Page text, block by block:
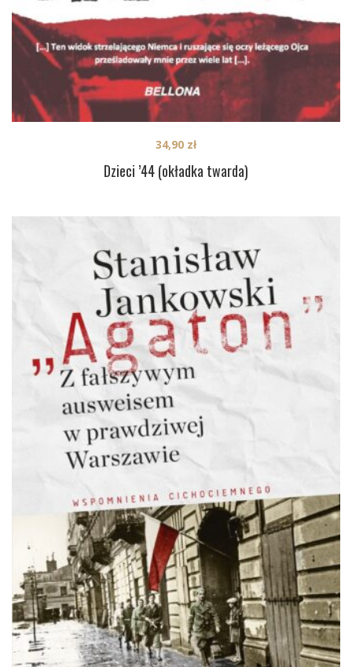
Dzieci ’44 (okładka twarda)
34,90 zł